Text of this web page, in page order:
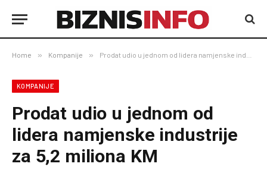
Home » Kompanije » Prodat udio u jednom od lidera namjenske industrije za 5,2 miliona KM
KOMPANIJE
Prodat udio u jednom od
lidera namjenske industrije
za 5,2 miliona KM